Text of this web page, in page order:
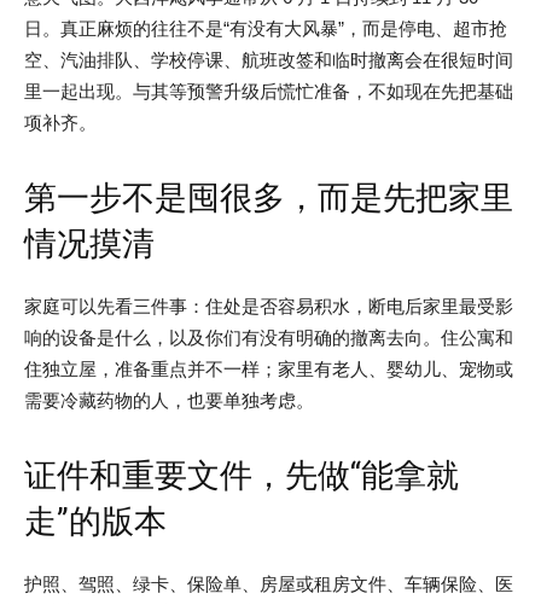
日。真正麻烦的往往不是“有没有大风暴”，而是停电、超市抢
空、汽油排队、学校停课、航班改签和临时撤离会在很短时间
里一起出现。与其等预警升级后慌忙准备，不如现在先把基础
项补齐。
第一步不是囤很多，而是先把家里
情况摸清
家庭可以先看三件事：住处是否容易积水，断电后家里最受影
响的设备是什么，以及你们有没有明确的撤离去向。住公寓和
住独立屋，准备重点并不一样；家里有老人、婴幼儿、宠物或
需要冷藏药物的人，也要单独考虑。
证件和重要文件，先做“能拿就
走”的版本
护照、驾照、绿卡、保险单、房屋或租房文件、车辆保险、医